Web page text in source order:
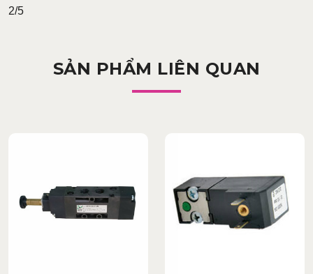
2/5
SẢN PHẨM LIÊN QUAN